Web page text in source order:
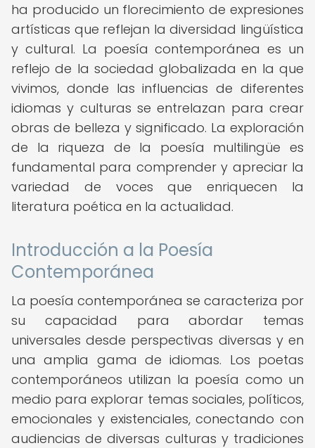
ha producido un florecimiento de expresiones
artísticas que reflejan la diversidad lingüística
y cultural. La poesía contemporánea es un
reflejo de la sociedad globalizada en la que
vivimos, donde las influencias de diferentes
idiomas y culturas se entrelazan para crear
obras de belleza y significado. La exploración
de la riqueza de la poesía multilingüe es
fundamental para comprender y apreciar la
variedad de voces que enriquecen la
literatura poética en la actualidad.
Introducción a la Poesía
Contemporánea
La poesía contemporánea se caracteriza por
su capacidad para abordar temas
universales desde perspectivas diversas y en
una amplia gama de idiomas. Los poetas
contemporáneos utilizan la poesía como un
medio para explorar temas sociales, políticos,
emocionales y existenciales, conectando con
audiencias de diversas culturas y tradiciones